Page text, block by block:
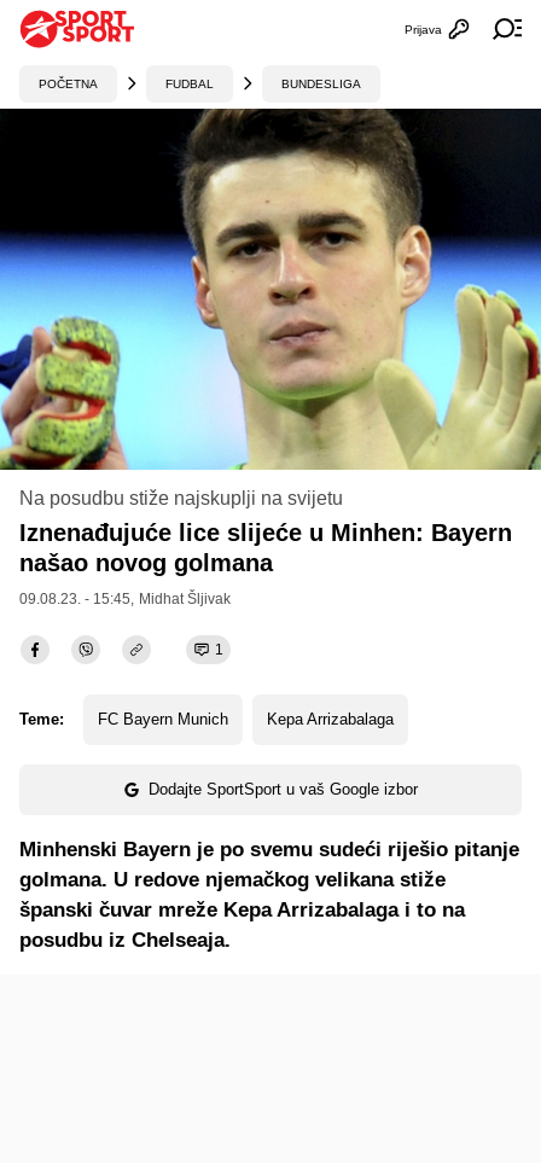
Otvori
Prijava
POČETNA FUDBAL BUNDESLIGA
Na posudbu stiže najskuplji na svijetu
Iznenađujuće lice slijeće u Minhen: Bayern
našao novog golmana
09.08.23. - 15:45, Midhat Šljivak
1
Teme: FC Bayern Munich Kepa Arrizabalaga
Dodajte SportSport u vaš Google izbor
Minhenski Bayern je po svemu sudeći riješio pitanje
golmana. U redove njemačkog velikana stiže
španski čuvar mreže Kepa Arrizabalaga i to na
posudbu iz Chelseaja.